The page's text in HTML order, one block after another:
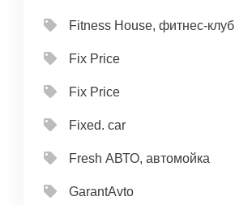
Fitness House, фитнес-клуб
Fix Price
Fix Price
Fixed. car
Fresh АВТО, автомойка
GarantAvto